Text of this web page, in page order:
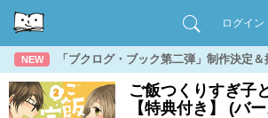
ログイン
NEW 「ブクログ・ブック第二弾」制作決定
ご飯つくりすぎ子
【特典付き】 (バ